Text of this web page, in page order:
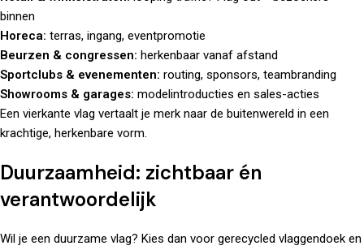
binnen
Horeca: terras, ingang, eventpromotie
Beurzen & congressen: herkenbaar vanaf afstand
Sportclubs & evenementen: routing, sponsors, teambranding
Showrooms & garages: modelintroducties en sales-acties
Een vierkante vlag vertaalt je merk naar de buitenwereld in een
krachtige, herkenbare vorm.
Duurzaamheid: zichtbaar én
verantwoordelijk
Wil je een duurzame vlag? Kies dan voor gerecycled vlaggendoek en